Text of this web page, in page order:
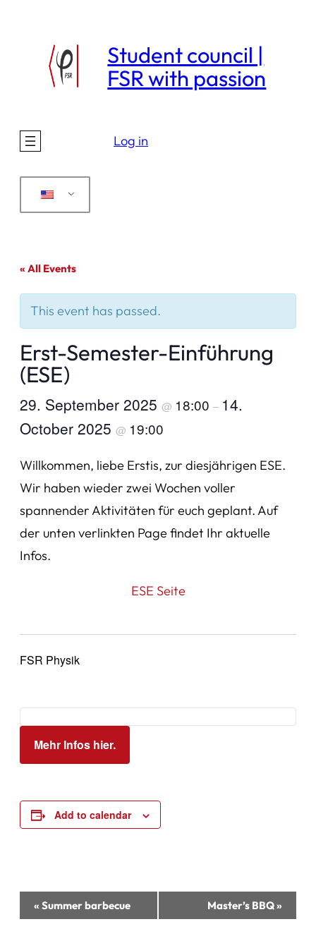
Student council |
FSR with passion
Log in
« All Events
This event has passed.
Erst-Semester-Einführung
(ESE)
29. September 2025 @ 18:00 – 14.
October 2025 @ 19:00
Willkommen, liebe Erstis, zur diesjährigen ESE.
Wir haben wieder zwei Wochen voller
spannender Aktivitäten für euch geplant. Auf
der unten verlinkten Page findet Ihr aktuelle
Infos.
ESE Seite
FSR Physik
Mehr Infos hier.
Add to calendar
Event
Navigation
« Summer barbecue Master’s BBQ»